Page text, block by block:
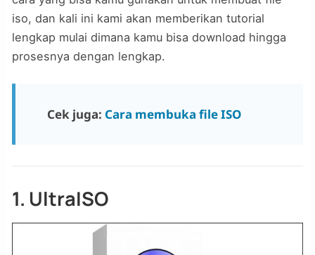
iso, dan kali ini kami akan memberikan tutorial
lengkap mulai dimana kamu bisa download hingga
prosesnya dengan lengkap.
Cek juga: Cara membuka file ISO
1. UltraISO